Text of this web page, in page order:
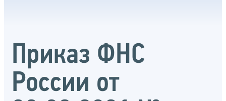
Приказ ФНС
России от